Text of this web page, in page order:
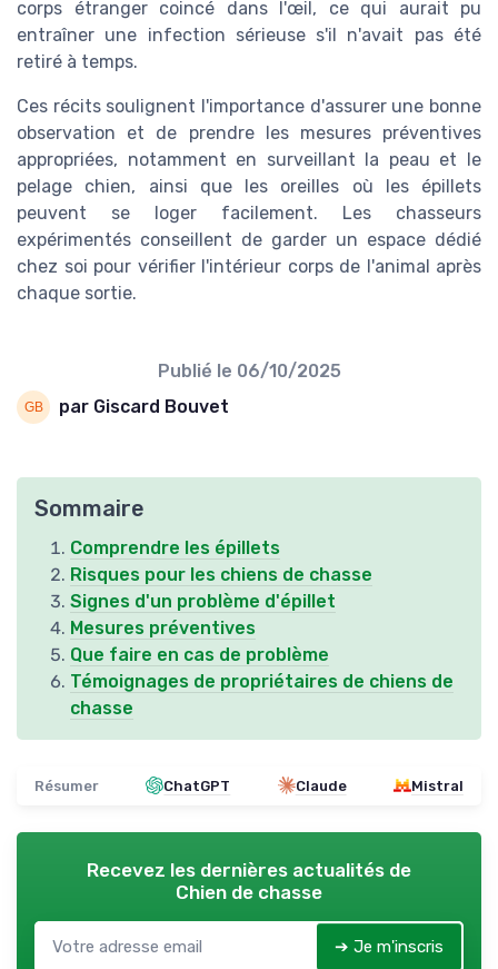
corps étranger coincé dans l'œil, ce qui aurait pu
entraîner une infection sérieuse s'il n'avait pas été
retiré à temps.
Ces récits soulignent l'importance d'assurer une bonne
observation et de prendre les mesures préventives
appropriées, notamment en surveillant la peau et le
pelage chien, ainsi que les oreilles où les épillets
peuvent se loger facilement. Les chasseurs
expérimentés conseillent de garder un espace dédié
chez soi pour vérifier l'intérieur corps de l'animal après
chaque sortie.
Publié le 06/10/2025
par Giscard Bouvet
Sommaire
Comprendre les épillets
Risques pour les chiens de chasse
Signes d'un problème d'épillet
Mesures préventives
Que faire en cas de problème
Témoignages de propriétaires de chiens de
chasse
Résumer ChatGPT Claude Mistral
Recevez les dernières actualités de
Chien de chasse
➔ Je m'inscris